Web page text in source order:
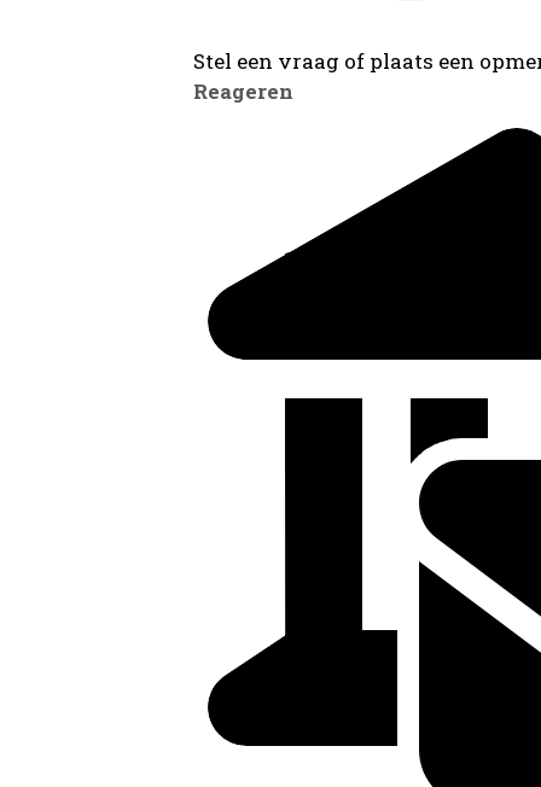
Stel een vraag of plaats een
Reageren